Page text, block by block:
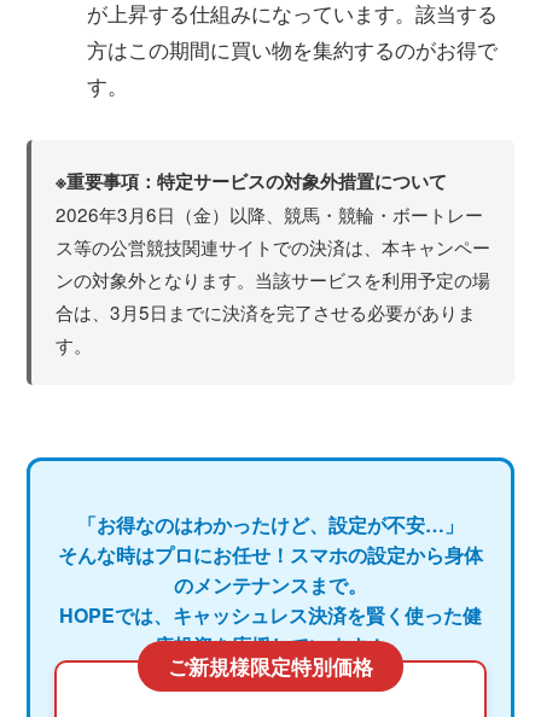
が上昇する仕組みになっています。該当する
方はこの期間に買い物を集約するのがお得で
す。
※重要事項：特定サービスの対象外措置について
2026年3月6日（金）以降、競馬・競輪・ボートレー
ス等の公営競技関連サイトでの決済は、本キャンペー
ンの対象外となります。当該サービスを利用予定の場
合は、3月5日までに決済を完了させる必要がありま
す。
「お得なのはわかったけど、設定が不安…」
そんな時はプロにお任せ！スマホの設定から身体
のメンテナンスまで。
HOPEでは、キャッシュレス決済を賢く使った健
康投資を応援しています！
ご新規様限定特別価格